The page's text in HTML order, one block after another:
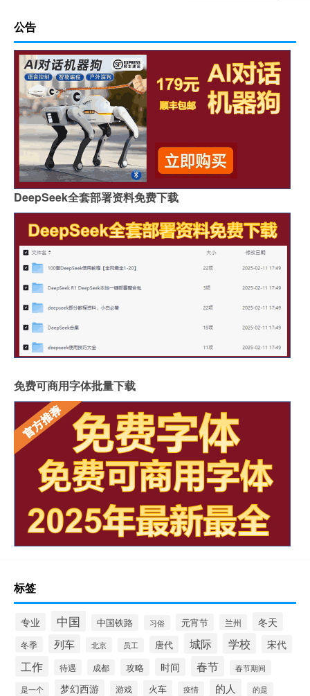
公告
DeepSeek全套部署资料免费下载
免费可商用字体批量下载
标签
专业 中国 中国铁路 习俗 元宵节 兰州 冬天
冬季 列车 北京 员工 唐代 城际 学校 宋代
工作 待遇 成都 攻略 时间 春节 春节期间
是一个 梦幻西游 游戏 火车 疫情 的人 的是